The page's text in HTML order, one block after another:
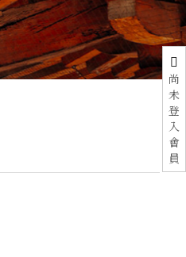
尚
未
登
入
會
員